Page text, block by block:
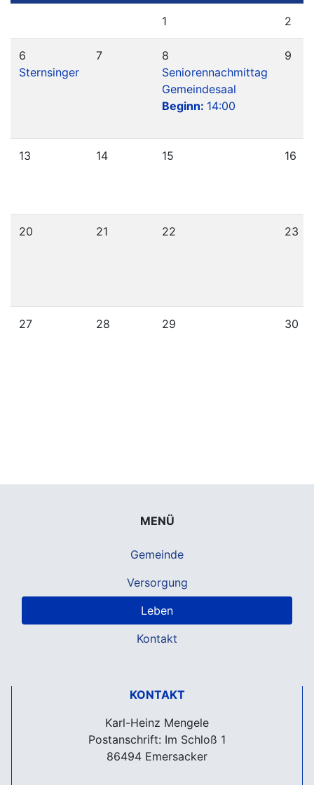
1 2
6
Sternsinger
7
8
Seniorennachmittag
Gemeindesaal
Beginn: 14:00
9
13 14 15 16
20 21 22 23
27 28 29 30
MENÜ
Gemeinde
Versorgung
Leben
Kontakt
KONTAKT
Karl-Heinz Mengele
Postanschrift: Im Schloß 1
86494 Emersacker